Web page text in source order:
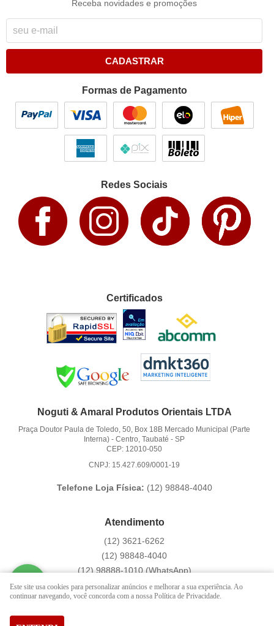
Receba novidades e promoções
CADASTRAR
Formas de Pagamento
Redes Sociais
Certificados
Noguti & Amaral Produtos Orientais LTDA
Praça Doutor Paula de Toledo, 50, Box 18B Mercado Municipal (Parte
Interna) -Centro, Taubaté -SP
CEP: 12010-050
CNPJ: 15.427.609/0001-19
Telefone Loja Física: (12) 98848-4040
Atendimento
(12) 3621-6262
(12) 98848-4040
(12)98888-1010(WhatsApp)
Segunda a Sexta das 9:00h às 16:00h
contato@hachi8.com.br
Este site usa cookies para personalizar anúncios e melhorar a sua experiência. Ao
continuar navegando, você concorda com a nossa Política de Privacidade.